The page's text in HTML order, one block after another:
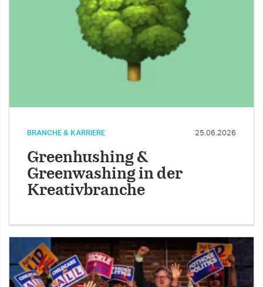
BRANCHE & KARRIERE 25.06.2026
Greenhushing &
Greenwashing in der
Kreativbranche